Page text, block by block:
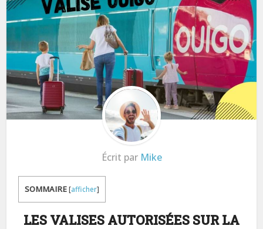
Écrit par Mike
SOMMAIRE[afficher]
LES VALISES AUTORISÉES SUR LA